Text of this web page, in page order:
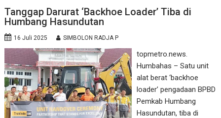
Tanggap Darurat ‘Backhoe Loader’ Tiba di
Humbang Hasundutan
16 Juli 2025 SIMBOLON RADJA P
topmetro.news.
Humbahas – Satu unit
alat berat ‘backhoe
loader’ pengadaan BPBD
Pemkab Humbang
Hasundutan, tiba di